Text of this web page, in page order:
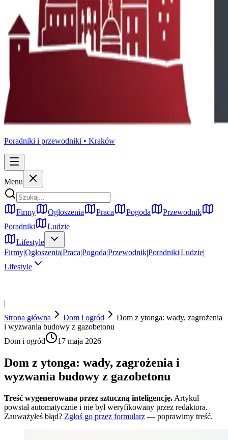
Poradniki i przewodniki • Kraków
Menu
Firmy Ogłoszenia Praca Pogoda
Przewodnik
Poradniki
Ludzie
Lifestyle
Firmy|Ogłoszenia|Praca|Pogoda|Przewodnik|Poradniki|Ludzie|
Lifestyle
|
Strona główna
Dom i ogród
Dom z ytonga: wady, zagrożenia
i wyzwania budowy z gazobetonu
Dom i ogród
17 maja 2026
Dom z ytonga: wady, zagrożenia i
wyzwania budowy z gazobetonu
Treść wygenerowana przez sztuczną inteligencję. Artykuł
powstał automatycznie i nie był weryfikowany przez redaktora.
Zauważyłeś błąd? Zgłoś go przez formularz — poprawimy treść.